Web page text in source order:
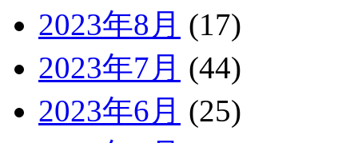
2023年8月 (17)
2023年7月 (44)
2023年6月 (25)